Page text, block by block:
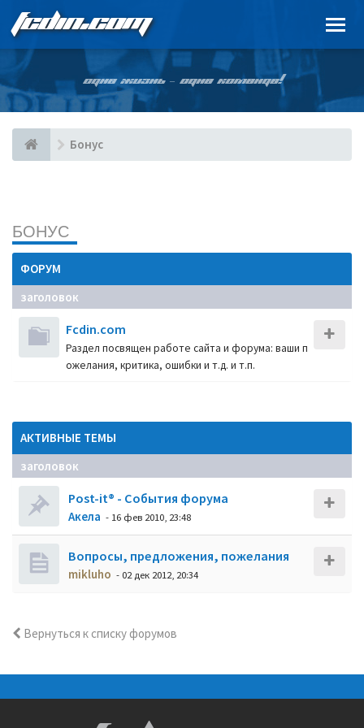
FCDIN.COM
ОДНА ЖИЗНЬ – ОДНА КОМАНДА!
Бонус
БОНУС
ФОРУМ
заголовок
Fcdin.com
Раздел посвящен работе сайта и форума: ваши п
ожелания, критика, ошибки и т.д. и т.п.
АКТИВНЫЕ ТЕМЫ
заголовок
Post-it® - События форума
Акела - 16 фев 2010, 23:48
Вопросы, предложения, пожелания
mikluho - 02 дек 2012, 20:34
Вернуться к списку форумов